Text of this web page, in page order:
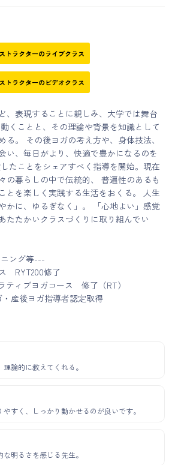
トラクターのライブクラス
トラクターのビデオクラス
、表現することに親しみ、大学では舞台
くことと、その理論や背景を知識として
る。 その後ヨガの考え方や、身体技法、
い、毎日がより、快適で豊かになるのを
たことをシェアすべく指導を開始。現在
の暮らしの中で伝統的、 普遍性のあるも
とを楽しく実践する生活をおくる。 人生
かに、ゆるぎなく」。 「心地よい」感覚
たたかいクラスづくりに取り組んでい
ング等---
RYT200修了
ティブヨガコース 修了（RT）
産後ヨガ指導者認定取得
論的に教えてくれる。
すく、しっかり動かせるのが良いです。
明るさを感じる先生。